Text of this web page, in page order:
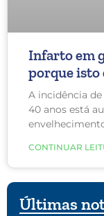
Infarto em
porque isto
mais em
A incidência
40 anos está
afetando
e mulheres
faixa dos 20,
vítimas dessa
CONTINUAR
Últimas